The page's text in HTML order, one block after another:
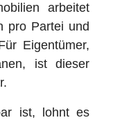
arbeitet
pro Partei und
Eigentümer,
ist dieser
ist, lohnt es